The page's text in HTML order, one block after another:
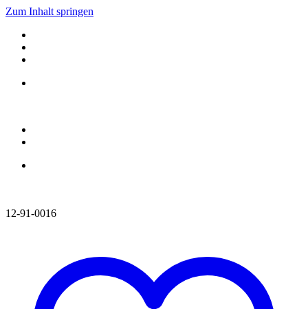
Zum Inhalt springen
12-91-0016